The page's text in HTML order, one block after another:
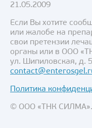
21.05.2009
Если Вы хотите
или жалобе на
свои претензии
органы или в ООО
ул. Шипиловская, д.
Политика
© ООО «ТНК